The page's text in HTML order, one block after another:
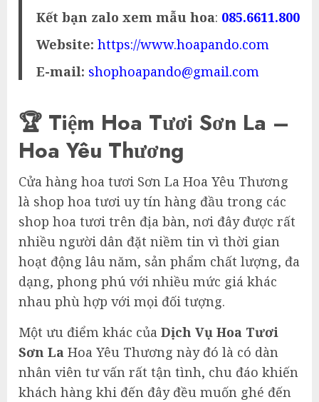
Kết bạn zalo xem mẫu hoa: 085.6611.800
Website:https://www.hoapando.com
E-mail: shophoapando@gmail.com
🏆 Tiệm Hoa Tươi Sơn La –
Hoa Yêu Thương
Cửa hàng hoa tươi Sơn La Hoa Yêu Thương
là shop hoa tươi uy tín hàng đầu trong các
shop hoa tươi trên địa bàn, nơi đây được rất
nhiều người dân đặt niềm tin vì thời gian
hoạt động lâu năm, sản phẩm chất lượng, đa
dạng, phong phú với nhiều mức giá khác
nhau phù hợp với mọi đối tượng.
Một ưu điểm khác của Dịch Vụ Hoa Tươi
Sơn La Hoa Yêu Thương này đó là có dàn
nhân viên tư vấn rất tận tình, chu đáo khiến
khách hàng khi đến đây đều muốn ghé đến